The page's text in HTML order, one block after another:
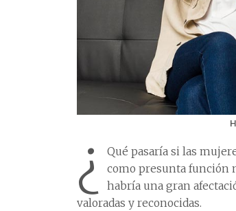
¿
Qué pasaría si las
como presunta función
habría una gran
valoradas y reconocidas.